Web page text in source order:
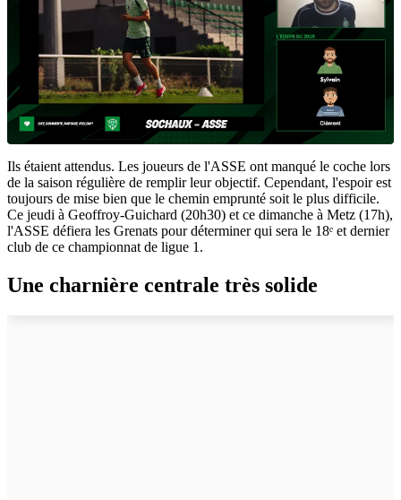
Ils étaient attendus. Les joueurs de l'ASSE ont manqué le coche lors
de la saison régulière de remplir leur objectif. Cependant, l'espoir est
toujours de mise bien que le chemin emprunté soit le plus difficile.
Ce jeudi à Geoffroy-Guichard (20h30) et ce dimanche à Metz (17h),
l'ASSE défiera les Grenats pour déterminer qui sera le 18ᵉ et dernier
club de ce championnat de ligue 1.
Une charnière centrale très solide